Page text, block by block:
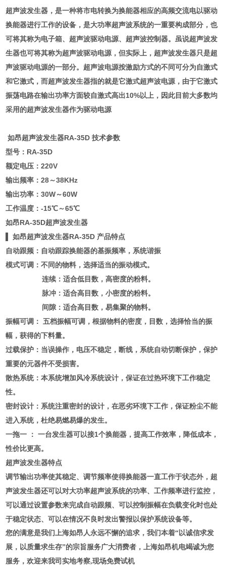
超声波发生器，是一种将市电转换为换能器相应的高频交流电以驱动
换能器进行工作的设备，是大功率超声波系统的一重要构成部分，也
可将其称为电子箱、超声波驱动电源、超声波控制器。虽说超声波发
生器也可将其称为超声波驱动电源，但实际上，超声波发生器只是超
声波驱动电源的一部分。超声波电源按激励方式的不同可分为自激式
和它激式，而超声波发生器指的就是它激式超声波电源，由于它激式
振荡电路在输出功率方面较自激式高出10%以上，因此目前大多数均
采用的超声波发生器作为驱动电源
如昂超声波发生器RA-35D 技术参数
型号：RA-35D
额定电压：220V
输出频率：28～38KHz
输出功率：30W～60W
工作温度：-15℃～65℃
如昂RA-35D超声波发生器
▌ 如昂超声波发生器RA-35D 产品特点
自动跟频：自动跟踪换能器的基振频率，系统谐振
模式可调：不同的物料，选择适当的振动模式。
连续：适合低目数，高密度的粉料。
脉冲：适合高目数，小密度的粉料。
间隙：适合高目数，易集聚的物料。
振幅可调： 五档振幅可调，根据物料的密度，目数，选择恰当的振
幅，获得的下料量。
过载保护：当误操作，电压不稳定，断线，系统自动切断保护，保护
重要的元器件不受损害。
散热系统：本系统增加风冷系统设计，保证在过热环境下工作稳定
性。
密封设计：系统注重密封的设计，在恶劣环境下工作，保证粉尘不能
进入系统，杜绝易燃易爆的发生。
一拖一 ： 一台发生器可以接1个换能器，提高工作效率，降低成本，
性价比更高。
超声波发生器特点
调节输出功率使其稳定、调节频率使得换能器一直工作于状态外，超
声波发生器还可以对大功率超声波系统的功率、工作频率进行监控，
可以通过设置参数来完成自动跟频、可以控制振幅在负载变化时也处
于稳定状态、可以在情况不良时发出警报以保护系统设备等。
您的满意是我们上海如昂人永远不懈的追求，我们本着“以诚信求发
展，以质量求生存”的宗旨服务广大消费者，上海如昂机电竭诚为您
服务，欢迎来我司实地考察,现场免费试机